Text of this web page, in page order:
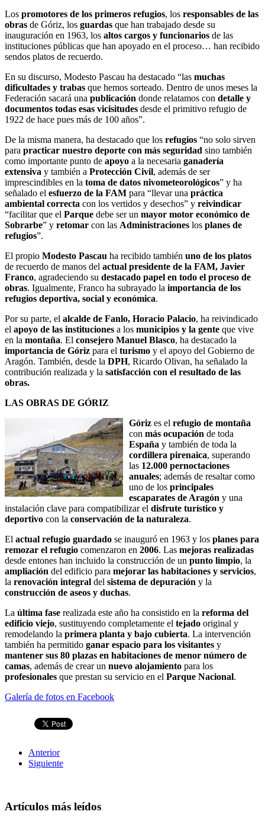
Los promotores de los primeros refugios, los responsables de las
obras de Góriz, los guardas que han trabajado desde su
inauguración en 1963, los altos cargos y funcionarios de las
instituciones públicas que han apoyado en el proceso… han recibido
sendos platos de recuerdo.
En su discurso, Modesto Pascau ha destacado “las muchas
dificultades y trabas que hemos sorteado. Dentro de unos meses la
Federación sacará una publicación donde relatamos con detalle y
documentos todas esas vicisitudes desde el primitivo refugio de
1922 de hace pues más de 100 años”.
De la misma manera, ha destacado que los refugios “no solo sirven
para practicar nuestro deporte con más seguridad sino también
como importante punto de apoyo a la necesaria ganadería
extensiva y también a Protección Civil, además de ser
imprescindibles en la toma de datos nivometeorológicos” y ha
señalado el esfuerzo de la FAM para “llevar una práctica
ambiental correcta con los vertidos y desechos” y reivindicar
“facilitar que el Parque debe ser un mayor motor económico de
Sobrarbe” y retomar con las Administraciones los planes de
refugios”.
El propio Modesto Pascau ha recibido también uno de los platos
de recuerdo de manos del actual presidente de la FAM, Javier
Franco, agradeciendo su destacado papel en todo el proceso de
obras. Igualmente, Franco ha subrayado la importancia de los
refugios deportiva, social y económica.
Por su parte, el alcalde de Fanlo, Horacio Palacio, ha reivindicado
el apoyo de las instituciones a los municipios y la gente que vive
en la montaña. El consejero Manuel Blasco, ha destacado la
importancia de Góriz para el turismo y el apoyo del Gobierno de
Aragón. También, desde la DPH, Ricardo Olivan, ha señalado la
contribución realizada y la satisfacción con el resultado de las
obras.
LAS OBRAS DE GÓRIZ
Góriz es el refugio de montaña
con más ocupación de toda
España y también de toda la
cordillera pirenaica, superando
las 12.000 pernoctaciones
anuales; además de resaltar como
uno de los principales
escaparates de Aragón y una
instalación clave para compatibilizar el disfrute turístico y
deportivo con la conservación de la naturaleza.
El actual refugio guardado se inauguró en 1963 y los planes para
remozar el refugio comenzaron en 2006. Las mejoras realizadas
desde entones han incluido la construcción de un punto limpio, la
ampliación del edificio para mejorar las habitaciones y servicios,
la renovación integral del sistema de depuración y la
construcción de aseos y duchas.
La última fase realizada este año ha consistido en la reforma del
edificio viejo, sustituyendo completamente el tejado original y
remodelando la primera planta y bajo cubierta. La intervención
también ha permitido ganar espacio para los visitantes y
mantener sus 80 plazas en habitaciones de menor número de
camas, además de crear un nuevo alojamiento para los
profesionales que prestan su servicio en el Parque Nacional.
Galería de fotos en Facebook
Anterior
Siguiente
Artículos más leídos